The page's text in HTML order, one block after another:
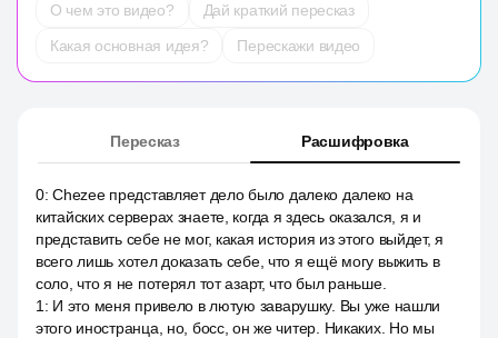
О чем это видео?
Дай краткий пересказ
Какая основная идея?
Перескажи видео
Пересказ Расшифровка
0:Chezee представляет дело было далеко далеко на
китайских серверах знаете, когда я здесь оказался, я и
представить себе не мог, какая история из этого выйдет, я
всего лишь хотел доказать себе, что я ещё могу выжить в
соло, что я не потерял тот азарт, что был раньше.
1 : И это меня привело в лютую заварушку. Вы уже нашли
этого иностранца, но, босс, он же читер. Никаких. Но мы